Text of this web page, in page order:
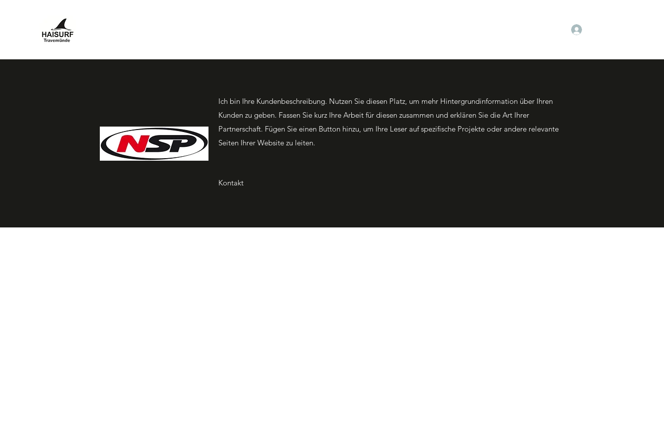
Ich bin Ihre Kundenbeschreibung. Nutzen Sie diesen Platz, um mehr Hintergrundinformation über Ihren
Kunden zu geben. Fassen Sie kurz Ihre Arbeit für diesen zusammen und erklären Sie die Art Ihrer
Partnerschaft. Fügen Sie einen Button hinzu, um Ihre Leser auf spezifische Projekte oder andere relevante
Seiten Ihrer Website zu leiten.
Kontakt